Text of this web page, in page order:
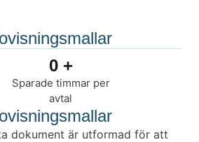
Sparade timmar per
avtal
0 +
dokument är utformad för att